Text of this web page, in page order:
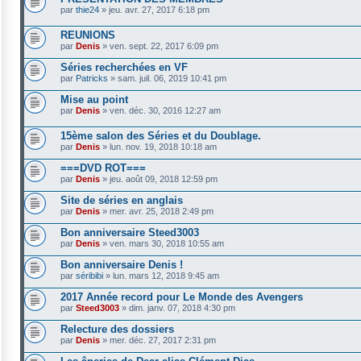
par thie24 » jeu. avr. 27, 2017 6:18 pm
REUNIONS
par Denis » ven. sept. 22, 2017 6:09 pm
Séries recherchées en VF
par Patricks » sam. juil. 06, 2019 10:41 pm
Mise au point
par Denis » ven. déc. 30, 2016 12:27 am
15ème salon des Séries et du Doublage.
par Denis » lun. nov. 19, 2018 10:18 am
===DVD ROT===
par Denis » jeu. août 09, 2018 12:59 pm
Site de séries en anglais
par Denis » mer. avr. 25, 2018 2:49 pm
Bon anniversaire Steed3003
par Denis » ven. mars 30, 2018 10:55 am
Bon anniversaire Denis !
par séribibi » lun. mars 12, 2018 9:45 am
2017 Année record pour Le Monde des Avengers
par Steed3003 » dim. janv. 07, 2018 4:30 pm
Relecture des dossiers
par Denis » mer. déc. 27, 2017 2:31 pm